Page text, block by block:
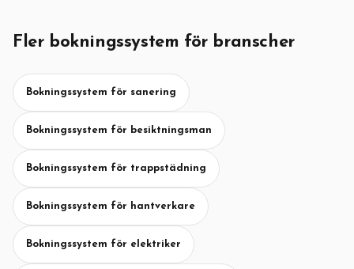
Fler bokningssystem för branscher
Bokningssystem för sanering
Bokningssystem för besiktningsman
Bokningssystem för trappstädning
Bokningssystem för hantverkare
Bokningssystem för elektriker